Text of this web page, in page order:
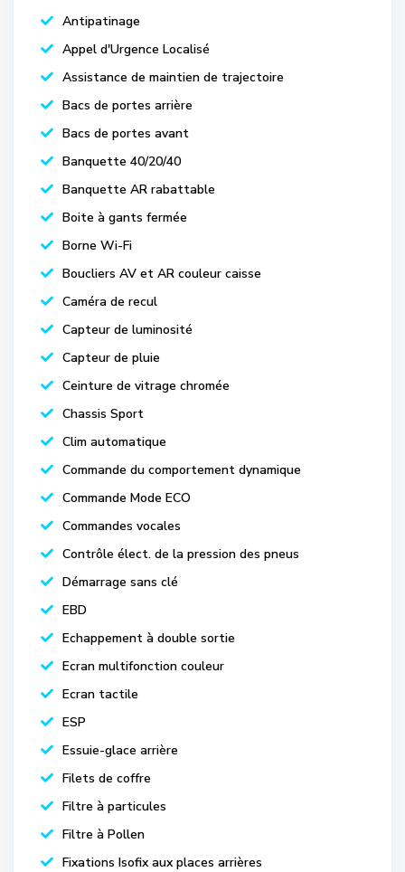
Antipatinage
Appel d'Urgence Localisé
Assistance de maintien de trajectoire
Bacs de portes arrière
Bacs de portes avant
Banquette 40/20/40
Banquette AR rabattable
Boite à gants fermée
Borne Wi-Fi
Boucliers AV et AR couleur caisse
Caméra de recul
Capteur de luminosité
Capteur de pluie
Ceinture de vitrage chromée
Chassis Sport
Clim automatique
Commande du comportement dynamique
Commande Mode ECO
Commandes vocales
Contrôle élect. de la pression des pneus
Démarrage sans clé
EBD
Echappement à double sortie
Ecran multifonction couleur
Ecran tactile
ESP
Essuie-glace arrière
Filets de coffre
Filtre à particules
Filtre à Pollen
Fixations Isofix aux places arrières